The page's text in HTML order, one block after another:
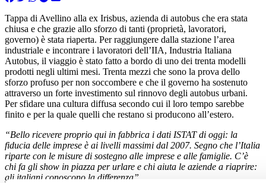
Tappa di Avellino alla ex Irisbus, azienda di autobus che era stata
chiusa e che grazie allo sforzo di tanti (proprietà, lavoratori,
governo) è stata riaperta. Per raggiungere dalla stazione l’area
industriale e incontrare i lavoratori dell’IIA, Industria Italiana
Autobus, il viaggio è stato fatto a bordo di uno dei trenta modelli
prodotti negli ultimi mesi. Trenta mezzi che sono la prova dello
sforzo profuso per non soccombere e che il governo ha sostenuto
attraverso un forte investimento sul rinnovo degli autobus urbani.
Per sfidare una cultura diffusa secondo cui il loro tempo sarebbe
finito e per la quale quelli che restano si producono all’estero.
“Bello ricevere proprio qui in fabbrica i dati ISTAT di oggi: la
fiducia delle imprese è ai livelli massimi dal 2007. Segno che l’Italia
riparte con le misure di sostegno alle imprese e alle famiglie. C’è
chi fa gli show in piazza per urlare e chi aiuta le aziende a riaprire:
gli italiani conoscono la differenza”